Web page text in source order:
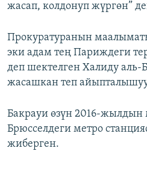
жасап, колдонуп жүргөн”
Прокуратуранын
эки адам тең Париждеги
деп шектелген Халиду аль-
жасашкан теп
Бакрауи өзүн 2016-жылдын
Брюсселдеги метро
жиберген.